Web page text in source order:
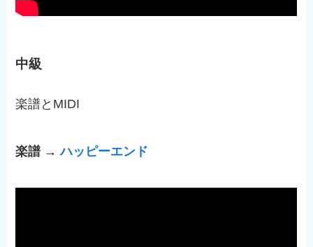
中級
楽譜とMIDI
楽譜 →ハッピーエンド